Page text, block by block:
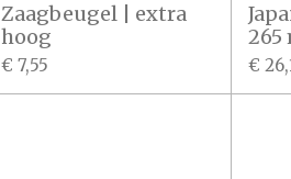
Zaagbeugel | extra
hoog
€ 7,55
265
€